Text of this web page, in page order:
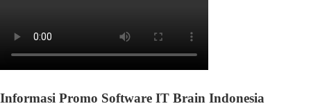
Informasi Promo Software IT Brain Indonesia